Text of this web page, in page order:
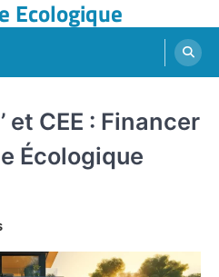
Ecologique
et CEE : Financer
Écologique